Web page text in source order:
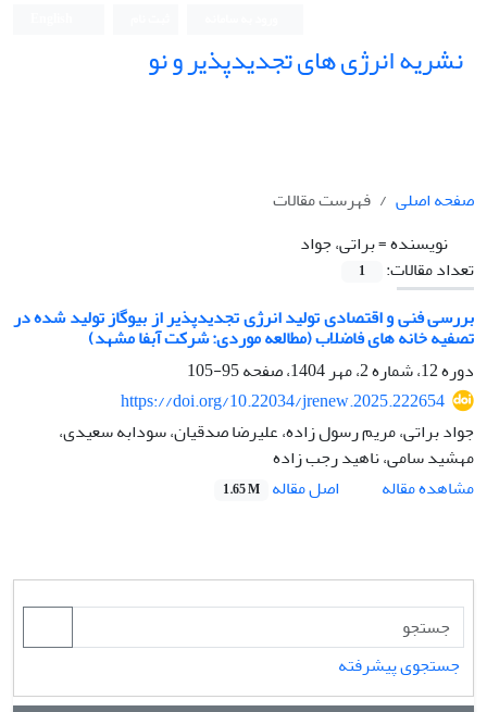
نشریه انرژی های تجدیدپذیر و نو
صفحه اصلی
فهرست مقالات
نویسنده =براتی، جواد
تعداد مقالات:
1
بررسی فنی و اقتصادی تولید انرژی تجدیدپذیر از بیوگاز تولید شده در
تصفیه خانه های فاضلاب (مطالعه موردی: شرکت آبفا مشهد)
دوره 12، شماره 2، مهر 1404، صفحه
95-105
https://doi.org/10.22034/jrenew.2025.222654
جواد براتی، مریم رسول زاده، علیرضا صدقیان، سودابه سعیدی،
مهشید سامی، ناهید رجب زاده
مشاهده مقاله
اصل مقاله 1.65 M
جستجوی پیشرفته